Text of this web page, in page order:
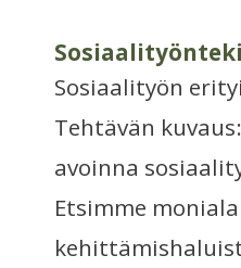
Sosiaalityön
Tehtävän
avoinna
Etsimme